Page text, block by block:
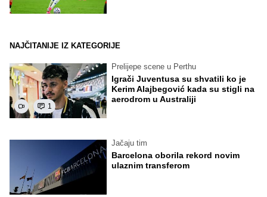
NAJČITANIJE IZ KATEGORIJE
1
Prelijepe scene u Perthu
Igrači Juventusa su shvatili ko je
Kerim Alajbegović kada su stigli na
aerodrom u Australiji
Jačaju tim
Barcelona oborila rekord novim
ulaznim transferom